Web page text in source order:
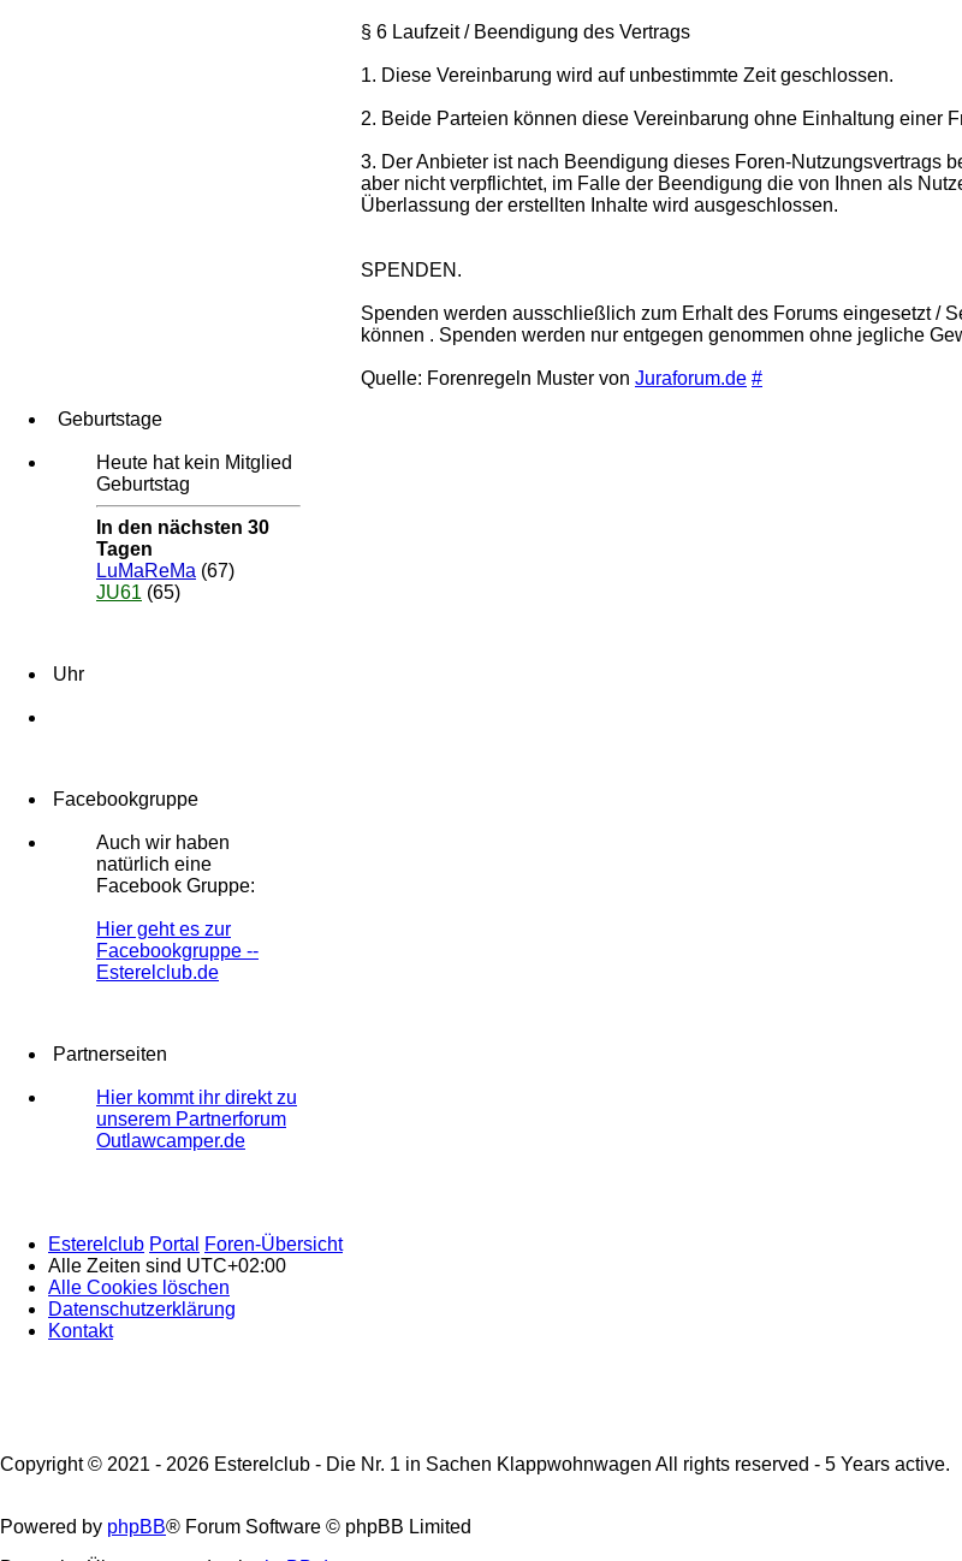
§ 6 Laufzeit / Beendigung des Vertrags
1. Diese Vereinbarung wird auf unbestimmte Zeit geschlossen.
2. Beide Parteien können diese Vereinbarung ohne Einhaltung einer
3. Der Anbieter ist nach Beendigung dieses Foren-Nutzungsvertrags
aber nicht verpflichtet, im Falle der Beendigung die von Ihnen als
Überlassung der erstellten Inhalte wird ausgeschlossen.
SPENDEN.
Spenden werden ausschließlich zum Erhalt des Forums eingesetzt /
können . Spenden werden nur entgegen genommen ohne jegliche
Quelle: Forenregeln Muster von Juraforum.de #
Geburtstage
Heute hat kein Mitglied
Geburtstag
In den nächsten 30
Tagen
LuMaReMa (67)
JU61 (65)
Uhr
Facebookgruppe
Auch wir haben
natürlich eine
Facebook Gruppe:
Hier geht es zur
Facebookgruppe --
Esterelclub.de
Partnerseiten
Hier kommt ihr direkt zu
unserem Partnerforum
Outlawcamper.de
Esterelclub Portal
Foren-Übersicht
Alle Zeiten sind UTC+02:00
Alle Cookies löschen
Datenschutzerklärung
Kontakt
Copyright © 2021 - 2026 Esterelclub - Die Nr. 1 in Sachen Klappwohnwagen All rights reserved - 5 Years active.
Powered by phpBB® Forum Software © phpBB Limited